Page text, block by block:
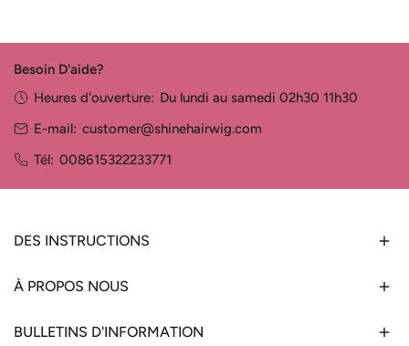
Besoin D'aide?
Heures d'ouverture: Du lundi au samedi 02h30 11h30
E-mail: customer@shinehairwig.com
Tél: 008615322233771
DES INSTRUCTIONS
À PROPOS NOUS
BULLETINS D'INFORMATION